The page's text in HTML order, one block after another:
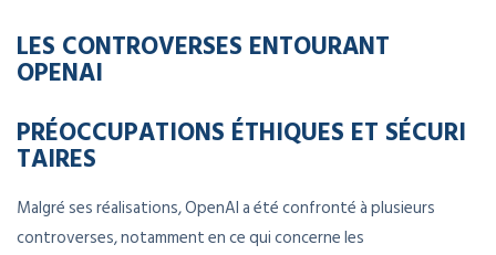
LES CONTROVERSES ENTOURANT
OPENAI
PRÉOCCUPATIONS ÉTHIQUES ET SÉCURI
TAIRES
Malgré ses réalisations, OpenAI a été confronté à plusieurs
controverses, notamment en ce qui concerne les